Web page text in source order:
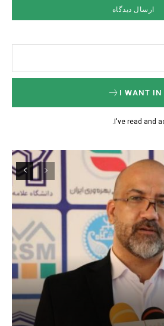
I WANT IN
I've read and